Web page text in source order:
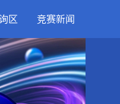
区 竞赛新闻